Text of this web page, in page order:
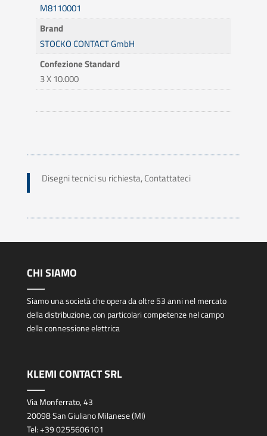
M8110001
Brand
STOCKO CONTACT GmbH
Confezione Standard
3 X 10.000
Disegni tecnici su richiesta, Contattateci
CHI SIAMO
Siamo una società che opera da oltre 53 anni nel mercato
della distribuzione, con particolari competenze nel campo
della connessione elettrica
KLEMI CONTACT SRL
Via Monferrato, 43
20098 San Giuliano Milanese (MI)
Tel:+39 0255606101